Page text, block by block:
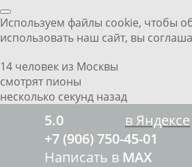
Используем файлы cookie, чтобы
использовать наш сайт, вы
14 человек из Москвы
смотрят пионы
несколько секунд назад
5.0
в Яндексе
+7 (906) 750-45-01
Написать в MAX
ЦВЕТЫ КЛЕВЕРА